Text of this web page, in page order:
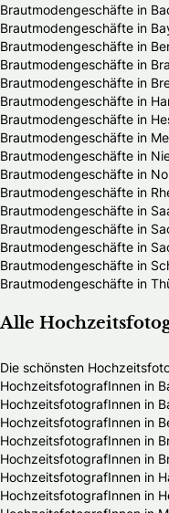
Brautmodengeschäfte in
Brautmodengeschäfte in
Brautmodengeschäfte in
Brautmodengeschäfte in
Brautmodengeschäfte in
Brautmodengeschäfte in
Brautmodengeschäfte in
Brautmodengeschäfte in
Brautmodengeschäfte in
Brautmodengeschäfte in
Brautmodengeschäfte in
Brautmodengeschäfte in
Brautmodengeschäfte in
Brautmodengeschäfte in
Brautmodengeschäfte in
Brautmodengeschäfte in
Alle
Die schönsten
HochzeitsfotografInnen in
HochzeitsfotografInnen in
HochzeitsfotografInnen in
HochzeitsfotografInnen in
HochzeitsfotografInnen in
HochzeitsfotografInnen in
HochzeitsfotografInnen in